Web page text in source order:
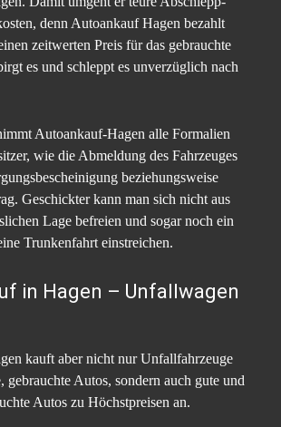
denn Autoankauf Hagen bezahlt
zeitwerten Preis für das gebrauchte
es und schleppt es unverzüglich nach
Autoankauf-Hagen alle Formalien
wie die Abmeldung des Fahrzeuges
beziehungsweise
Geschickter kann man sich nicht aus
Lage befreien und sogar noch ein
Trunkenfahrt einstreichen.
in Hagen – Unfallwagen
kauft aber nicht nur Unfallfahrzeuge
gebrauchte Autos, sondern auch gute und
Autos zu Höchstpreisen an.